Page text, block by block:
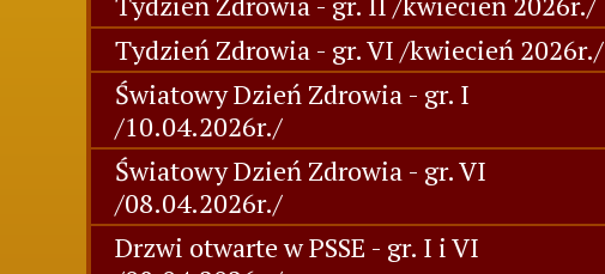
Tydzień Zdrowia - gr. VI /kwiecień 2026r./
Światowy Dzień Zdrowia - gr. I
/10.04.2026r./
Światowy Dzień Zdrowia - gr. VI
/08.04.2026r./
Drzwi otwarte w PSSE - gr. I i VI